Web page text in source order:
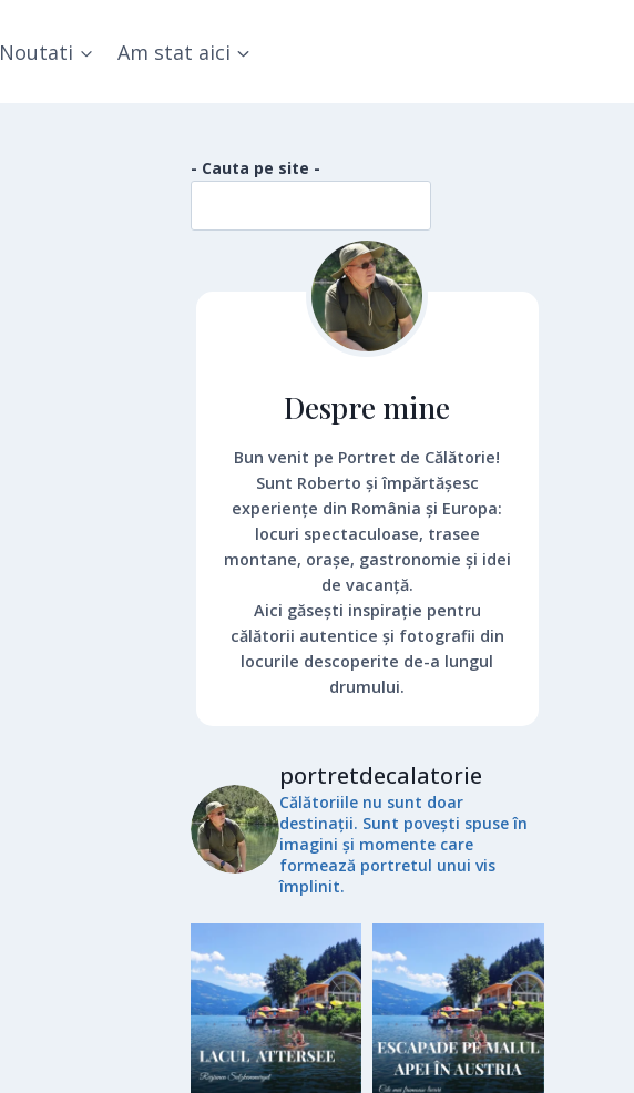
Noutati Am stat aici
- Cauta pe site -
Despre mine
Bun venit pe Portret de Călătorie!
Sunt Roberto și împărtășesc
experiențe din România și Europa:
locuri spectaculoase, trasee
montane, orașe, gastronomie și idei
de vacanță.
Aici găsești inspirație pentru
călătorii autentice și fotografii din
locurile descoperite de-a lungul
drumului.
portretdecalatorie
Călătoriile nu sunt doar
destinații. Sunt povești spuse în
imagini și momente care
formează portretul unui vis
împlinit.